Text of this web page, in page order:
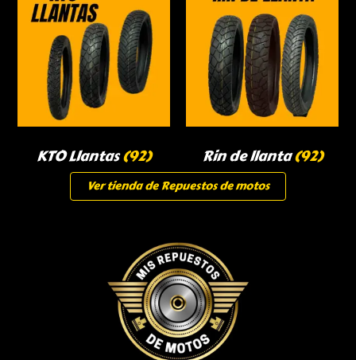
KTO Llantas(92) Rin de llanta(92)
Ver tienda de Repuestos de motos